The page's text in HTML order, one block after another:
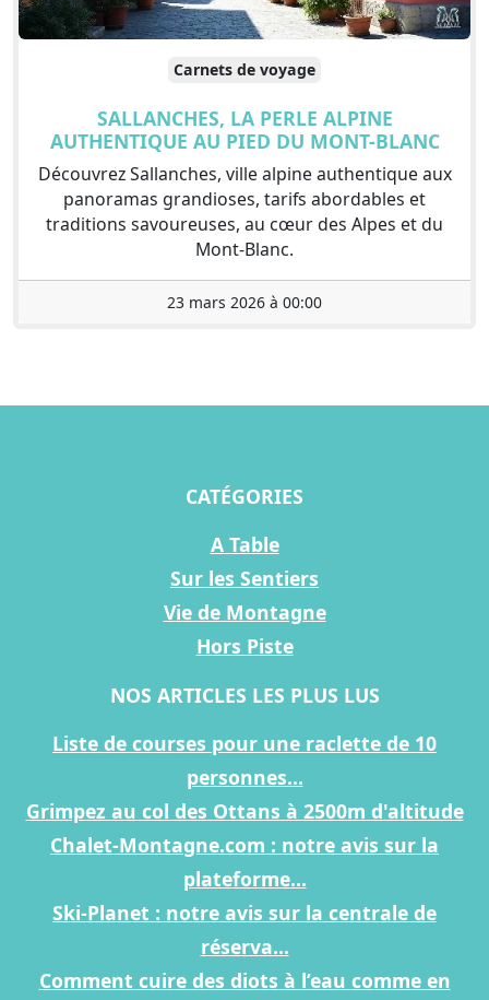
Carnets de voyage
SALLANCHES, LA PERLE ALPINE
AUTHENTIQUE AU PIED DU MONT-BLANC
Découvrez Sallanches, ville alpine authentique aux
panoramas grandioses, tarifs abordables et
traditions savoureuses, au cœur des Alpes et du
Mont-Blanc.
23 mars 2026 à 00:00
CATÉGORIES
A Table
Sur les Sentiers
Vie de Montagne
Hors Piste
NOS ARTICLES LES PLUS LUS
Liste de courses pour une raclette de 10
personnes...
Grimpez au col des Ottans à 2500m d'altitude
Chalet-Montagne.com : notre avis sur la
plateforme...
Ski-Planet : notre avis sur la centrale de
réserva...
Comment cuire des diots à l’eau comme en